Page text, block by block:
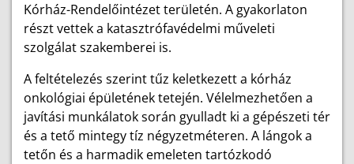
Kórház-Rendelőintézet területén. A gyakorlaton
részt vettek a katasztrófavédelmi műveleti
szolgálat szakemberei is.
A feltételezés szerinttűz keletkezett a kórház
onkológiai épületének tetején. Vélelmezhetően a
javítási munkálatok során gyulladt ki a gépészeti tér
és a tető mintegy tíz négyzetméteren. A lángok a
tetőn és a harmadik emeleten tartózkodó